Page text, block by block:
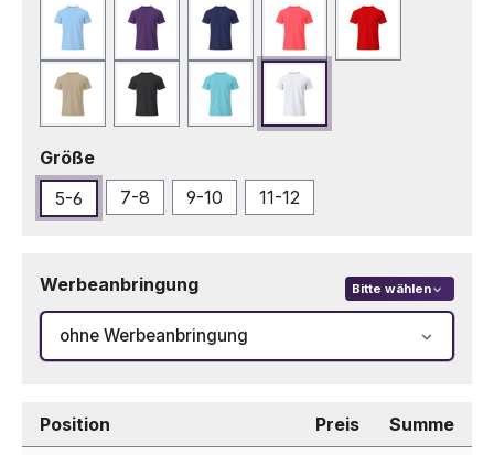
Hellblau Lila MarineblauNeonrosa Rot
Sand Schwarz Türkis Weiß
Größeauswählen
5-6
7-8 9-10 11-12
Werbeanbringung Bitte wählen
ohne Werbeanbringung
Position Preis Summe